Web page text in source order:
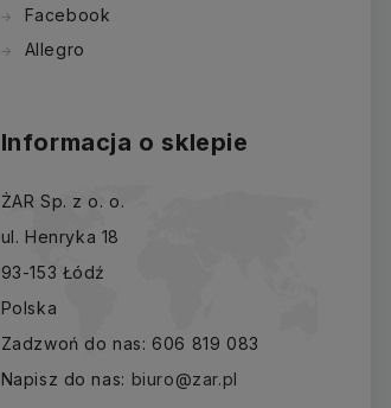
Facebook
Allegro
Informacja o sklepie
ŻAR Sp. z o. o.
ul. Henryka 18
93-153 Łódź
Polska
Zadzwoń do nas: 606 819 083
Napisz do nas: biuro@zar.pl